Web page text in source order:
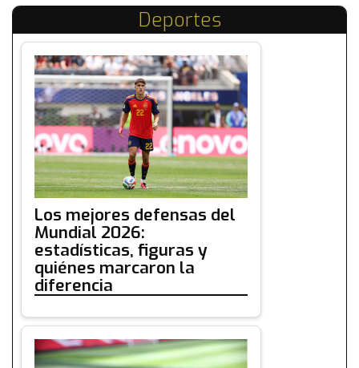
Deportes
Los mejores defensas del
Mundial 2026:
estadísticas, figuras y
quiénes marcaron la
diferencia